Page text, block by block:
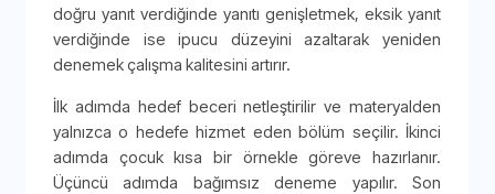
doğru yanıt verdiğinde yanıtı genişletmek, eksik yanıt
verdiğinde ise ipucu düzeyini azaltarak yeniden
denemek çalışma kalitesini artırır.
İlk adımda hedef beceri netleştirilir ve materyalden
yalnızca o hedefe hizmet eden bölüm seçilir. İkinci
adımda çocuk kısa bir örnekle göreve hazırlanır.
Üçüncü adımda bağımsız deneme yapılır. Son